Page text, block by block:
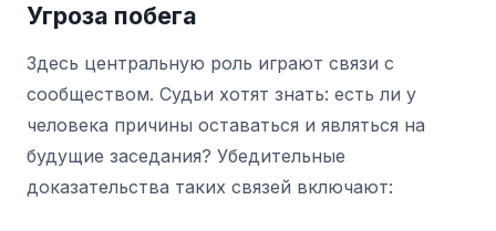
Угроза побега
Здесь центральную роль играют связи с
сообществом. Судьи хотят знать: есть ли у
человека причины оставаться и являться на
будущие заседания? Убедительные
доказательства таких связей включают: